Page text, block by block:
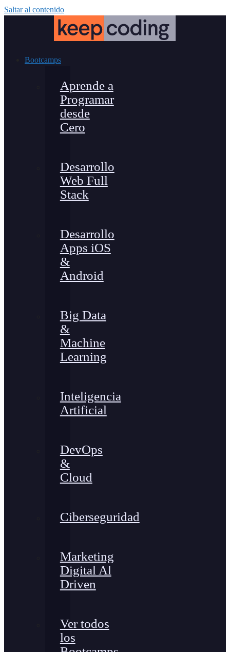
Saltar al contenido
Bootcamps
Aprende a
Programar
desde
Cero
Desarrollo
Web Full
Stack
Desarrollo
Apps iOS
&
Android
Big Data
&
Machine
Learning
Inteligencia
Artificial
DevOps
&
Cloud
Ciberseguridad
Marketing
Digital Al
Driven
Ver todos
los